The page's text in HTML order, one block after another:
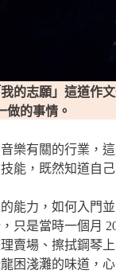
的志願」這道作
做的事情。
音樂有關的行業，
能，既然知道自
能力，如何入門
只是當時一個月
賣場、擦拭鋼琴
困淺灘的味道，